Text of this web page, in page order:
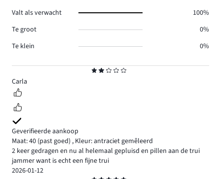
2
Carla
Geverifieerde aankoop
Maat: 40 (past goed) , Kleur: antraciet gemêleerd
2 keer gedragen en nu al helemaal gepluisd en pillen aan de trui
jammer want is echt een fijne trui
2026-01-12
Valt als verwacht
100%
Te groot
0%
Te klein
0%